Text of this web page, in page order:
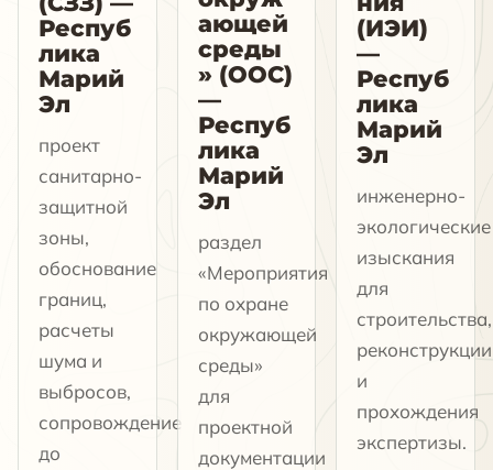
Респуб
лика
Марий
Эл
проект
санитарно-
защитной
зоны,
обоснование
границ,
расчеты
шума и
выбросов,
сопровождение
до
ающей
среды
» (ООС)
—
Респуб
лика
Марий
Эл
раздел
«Мероприятия
по охране
окружающей
среды»
для
проектной
документации
(ИЭИ)
—
Респуб
лика
Марий
Эл
инженерно-
экологические
изыскания
для
строительства,
реконструкции
и
прохождения
экспертизы.